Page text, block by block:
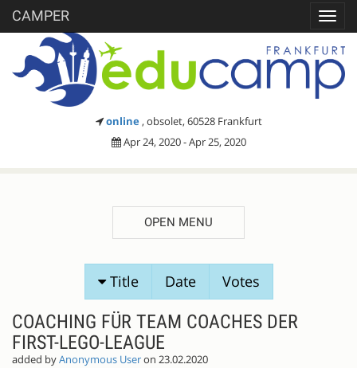
CAMPER
online , obsolet, 60528 Frankfurt
Apr 24, 2020 - Apr 25, 2020
OPEN MENU
Title Date Votes
COACHING FÜR TEAM COACHES DER
FIRST-LEGO-LEAGUE
added byAnonymous Useron 23.02.2020